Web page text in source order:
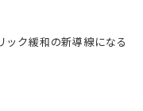
ク緩和の新導線になる